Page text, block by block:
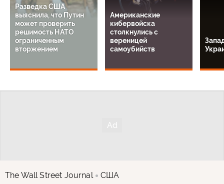
Разведка США
выяснила, что Путин
может проверить
решимость НАТО
ограниченным
вторжением
Американские
кибервойска
столкнулись с
вереницей
самоубийств
The Wall Street Journal США